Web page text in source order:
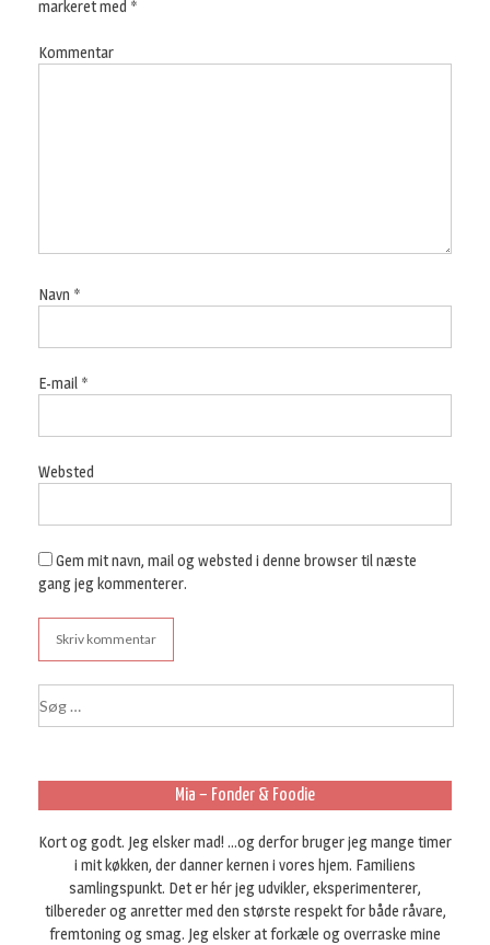
markeret med *
Kommentar
Navn *
E-mail *
Websted
Gem mit navn, mail og websted i denne browser til næste
gang jeg kommenterer.
t
e
Mia – Fonder & Foodie
Kort og godt. Jeg elsker mad! ...og derfor bruger jeg mange timer
i mit køkken, der danner kernen i vores hjem. Familiens
samlingspunkt. Det er hér jeg udvikler, eksperimenterer,
tilbereder og anretter med den største respekt for både råvare,
fremtoning og smag. Jeg elsker at forkæle og overraske mine